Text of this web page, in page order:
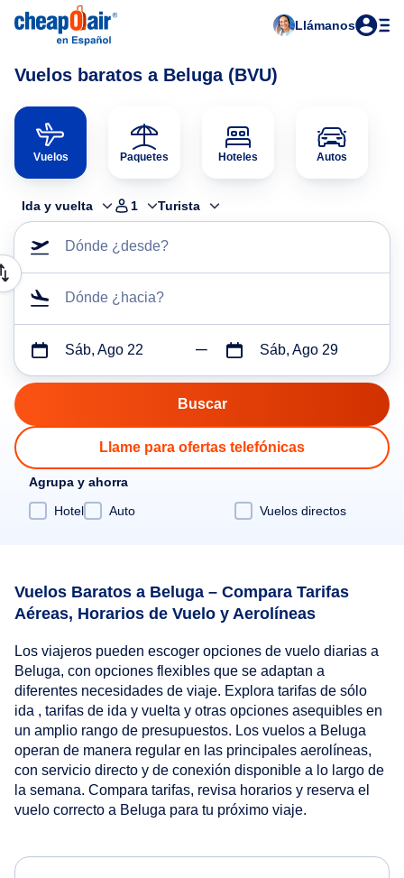
Llámanos
Vuelos baratos a Beluga (BVU)
Vuelos Paquetes Hoteles Autos
Ida y vuelta 1 Turista
Dónde ¿desde?
Dónde ¿hacia?
Sáb, Ago 22 Sáb, Ago 29
Llame para ofertas telefónicas
Agrupa y ahorra
Hotel
Auto Vuelos directos
Vuelos Baratos a Beluga – Compara Tarifas
Aéreas, Horarios de Vuelo y Aerolíneas
Los viajeros pueden escoger opciones de vuelo diarias a
Beluga, con opciones flexibles que se adaptan a
diferentes necesidades de viaje. Explora tarifas de sólo
ida , tarifas de ida y vuelta y otras opciones asequibles en
un amplio rango de presupuestos. Los vuelos a Beluga
operan de manera regular en las principales aerolíneas,
con servicio directo y de conexión disponible a lo largo de
la semana. Compara tarifas, revisa horarios y reserva el
vuelo correcto a Beluga para tu próximo viaje.